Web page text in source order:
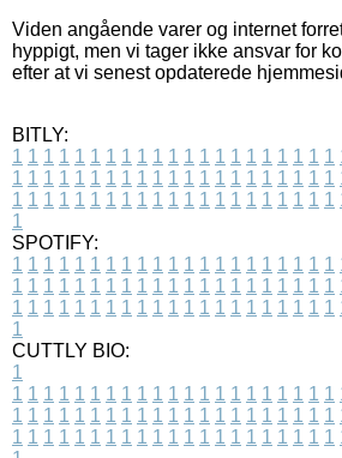
Viden angående varer og internet
hyppigt, men vi tager ikke ansvar for
efter at vi senest opdaterede
BITLY:
1 1 1 1 1 1 1 1 1 1 1 1 1 1 1 1 1 1 1 1 1
1 1 1 1 1 1 1 1 1 1 1 1 1 1 1 1 1 1 1 1 1
1 1 1 1 1 1 1 1 1 1 1 1 1 1 1 1 1 1 1 1 1
1
SPOTIFY:
1 1 1 1 1 1 1 1 1 1 1 1 1 1 1 1 1 1 1 1 1
1 1 1 1 1 1 1 1 1 1 1 1 1 1 1 1 1 1 1 1 1
1 1 1 1 1 1 1 1 1 1 1 1 1 1 1 1 1 1 1 1 1
1
CUTTLY BIO:
1
1 1 1 1 1 1 1 1 1 1 1 1 1 1 1 1 1 1 1 1 1
1 1 1 1 1 1 1 1 1 1 1 1 1 1 1 1 1 1 1 1 1
1 1 1 1 1 1 1 1 1 1 1 1 1 1 1 1 1 1 1 1 1